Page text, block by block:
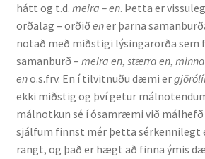
Kennsluefni
Yfirlit um kennslu
Stjórnun
Innan Háskólans
hátt og t.d. meira – en. Þetta er
orðalag – orðið ener þarna
notað með miðstigi lýsingarorða sem
samanburð – meira en, stærra en,
eno.s.frv. En í tilvitnuðu dæmi er
ekki miðstig og því getur
málnotkun sé í ósamræmi við málhefð
sjálfum finnst mér þetta sérkennilegt
rangt, og það er hægt að finna ýmis